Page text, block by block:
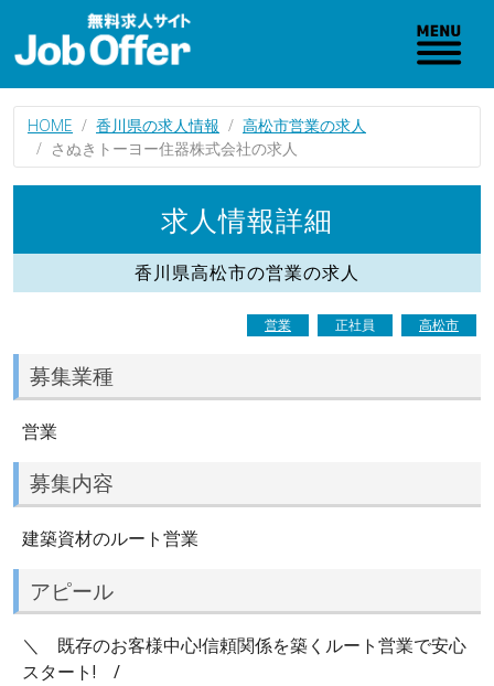
HOME 香川県の求人情報
高松市営業の求人
さぬきトーヨー住器株式会社の求人
求人情報詳細
香川県高松市の営業の求人
営業 正社員 高松市
募集業種
営業
募集内容
建築資材のルート営業
アピール
＼ 既存のお客様中心!信頼関係を築くルート営業で安心
スタート! /